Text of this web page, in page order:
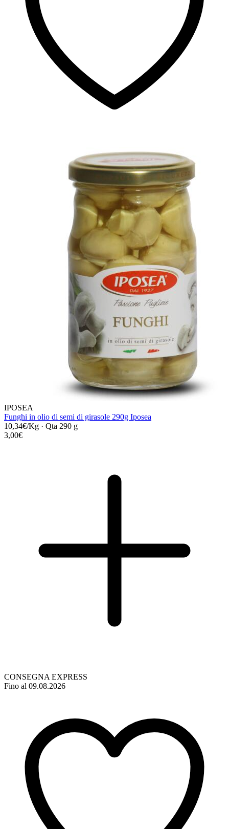
IPOSEA
Funghi in olio di semi di girasole 290g Iposea
10,34€/Kg · Qta 290 g
3,00€
CONSEGNA EXPRESS
Fino al 09.08.2026